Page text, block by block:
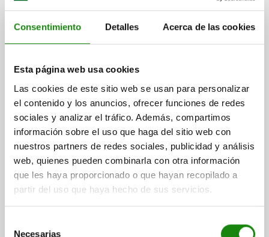
Consentimiento Detalles Acerca de las cookies
Esta página web usa cookies
Las cookies de este sitio web se usan para personalizar
el contenido y los anuncios, ofrecer funciones de redes
sociales y analizar el tráfico. Además, compartimos
información sobre el uso que haga del sitio web con
nuestros partners de redes sociales, publicidad y análisis
web, quienes pueden combinarla con otra información
que les haya proporcionado o que hayan recopilado a
partir del uso que haya hecho de sus servicios.
Necesarias
H6
13